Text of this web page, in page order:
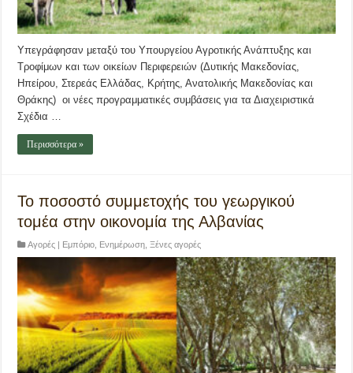
Υπεγράφησαν μεταξύ του Υπουργείου Αγροτικής Ανάπτυξης και
Τροφίμων και των οικείων Περιφερειών (Δυτικής Μακεδονίας,
Ηπείρου, Στερεάς Ελλάδας, Κρήτης, Ανατολικής Μακεδονίας και
Θράκης) οι νέες προγραμματικές συμβάσεις για τα Διαχειριστικά
Σχέδια …
Περισσότερα »
Το ποσοστό συμμετοχής του γεωργικού
τομέα στην οικονομία της Αλβανίας
Αγορές | Εμπόριο Ενημέρωση ,Ξένες αγορές